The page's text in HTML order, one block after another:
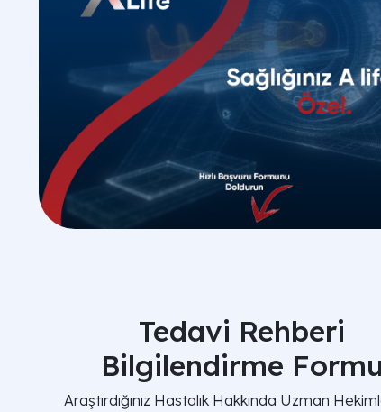
Tedavi Rehberi
Bilgilendirme Formu
Araştırdığınız Hastalık Hakkında Uzman